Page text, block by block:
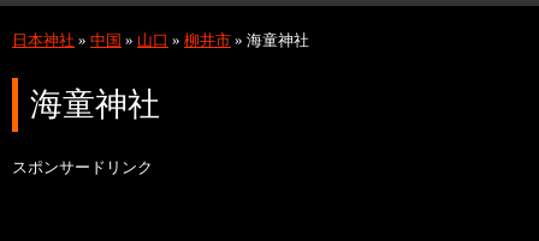
日本神社 » 中国 » 山口 » 柳井市 » 海童神社
海童神社
スポンサードリンク